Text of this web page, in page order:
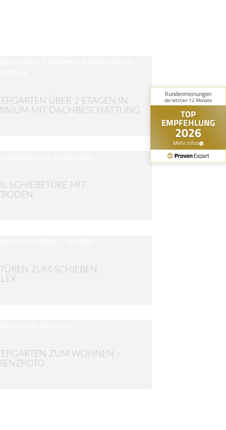
ÜBER 2 ETAGEN IN
MIT DACHBESCHATTUNG
SCHIEBETÜRE MIT
ZUM SCHIEBEN -
ZUM WOHNEN -